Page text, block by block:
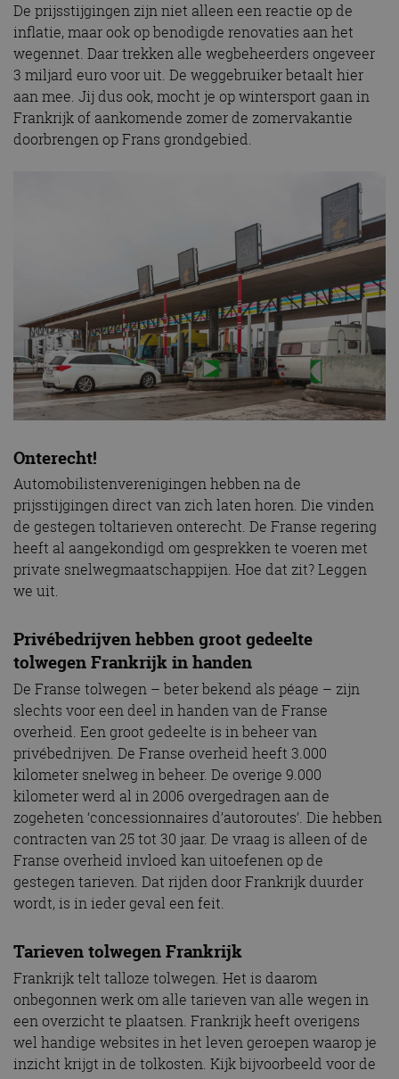
De prijsstijgingen zijn niet alleen een reactie op de
inflatie, maar ook op benodigde renovaties aan het
wegennet. Daar trekken alle wegbeheerders ongeveer
3 miljard euro voor uit. De weggebruiker betaalt hier
aan mee. Jij dus ook, mocht je op wintersport gaan in
Frankrijk of aankomende zomer de zomervakantie
doorbrengen op Frans grondgebied.
Onterecht!
Automobilistenverenigingen hebben na de
prijsstijgingen direct van zich laten horen. Die vinden
de gestegen toltarieven onterecht. De Franse regering
heeft al aangekondigd om gesprekken te voeren met
private snelwegmaatschappijen. Hoe dat zit? Leggen
we uit.
Privébedrijven hebben groot gedeelte
tolwegen Frankrijk in handen
De Franse tolwegen – beter bekend als péage – zijn
slechts voor een deel in handen van de Franse
overheid. Een groot gedeelte is in beheer van
privébedrijven. De Franse overheid heeft 3.000
kilometer snelweg in beheer. De overige 9.000
kilometer werd al in 2006 overgedragen aan de
zogeheten ‘concessionnaires d’autoroutes’. Die hebben
contracten van 25 tot 30 jaar. De vraag is alleen of de
Franse overheid invloed kan uitoefenen op de
gestegen tarieven. Dat rijden door Frankrijk duurder
wordt, is in ieder geval een feit.
Tarieven tolwegen Frankrijk
Frankrijk telt talloze tolwegen. Het is daarom
onbegonnen werk om alle tarieven van alle wegen in
een overzicht te plaatsen. Frankrijk heeft overigens
wel handige websites in het leven geroepen waarop je
inzicht krijgt in de tolkosten. Kijk bijvoorbeeld voor de